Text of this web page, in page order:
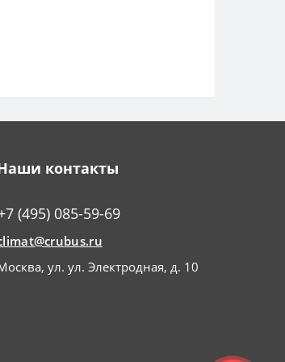
контакты
(495) 085-59-69
ул. ул. Электродная, д. 10